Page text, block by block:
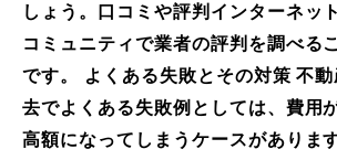
しょう。口コミや評判インターネッ
コミュニティで業者の評判を調べる
です。 よくある失敗とその対策 不
去でよくある失敗例としては、費用
高額になってしまうケースがありま